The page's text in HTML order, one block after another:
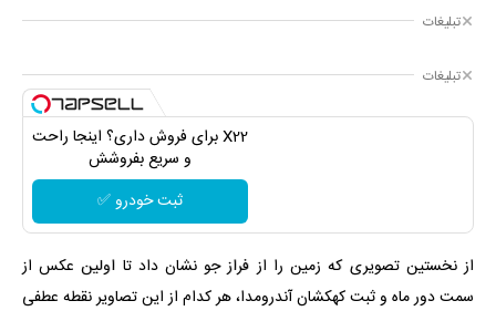
تبلیغات
تبلیغات
X22 برای فروش داری؟ اینجا راحت
و سریع بفروشش
ثبت خودرو ✅
از نخستین تصویری که زمین را از فراز جو نشان داد تا اولین عکس از
سمت دور ماه و ثبت کهکشان آندرومدا، هر کدام از این تصاویر نقطه عطفی